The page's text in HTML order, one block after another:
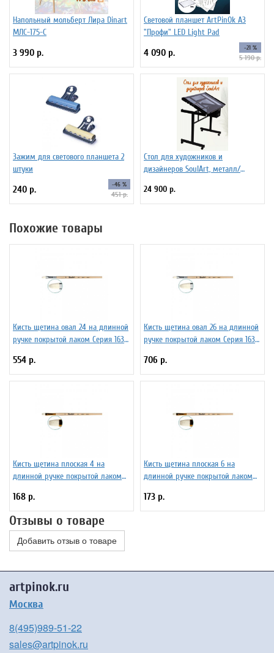
Напольный мольберт Лира Dinart
МЛС-175-С
3 990 р.
Световой планшет ArtPinOk А3
"Профи" LED Light Pad
4 090 р. -21 %
5 190 р.
Зажим для светового планшета 2
штуки
240 р. -46 %
451 р.
Стол для художников и
дизайнеров SoulArt, металл/
24 900 р.
Похожие товары
Кисть щетина овал 24 на длинной
ручке покрытой лаком Серия 1632
554 р.
Кисть щетина овал 26 на длинной
ручке покрытой лаком Серия 1632
706 р.
Кисть щетина плоская 4 на
длинной ручке покрытой лаком
168 р.
Кисть щетина плоская 6 на
длинной ручке покрытой лаком
173 р.
Отзывы о товаре
Добавить отзыв о товаре
artpinok.ru
Москва
8(495)989-51-22
sales@artpinok.ru